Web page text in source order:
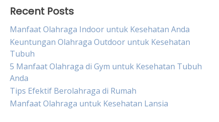
Recent Posts
Manfaat Olahraga Indoor untuk Kesehatan Anda
Keuntungan Olahraga Outdoor untuk Kesehatan
Tubuh
5 Manfaat Olahraga di Gym untuk Kesehatan Tubuh
Anda
Tips Efektif Berolahraga di Rumah
Manfaat Olahraga untuk Kesehatan Lansia